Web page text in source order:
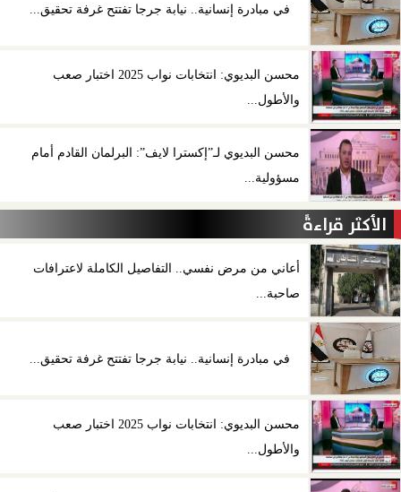
في مبادرة إنسانية.. نيابة جرجا تفتتح غرفة تحقيق...
محسن البديوي: انتخابات نواب 2025 اختبار صعب
والأطول...
محسن البديوي لـ”إكسترا لايف”: البرلمان القادم أمام
مسؤولية...
الأكثر قراءةً
أعاني من مرض نفسي.. التفاصيل الكاملة لاعترافات
صاحبة...
في مبادرة إنسانية.. نيابة جرجا تفتتح غرفة تحقيق...
محسن البديوي: انتخابات نواب 2025 اختبار صعب
والأطول...